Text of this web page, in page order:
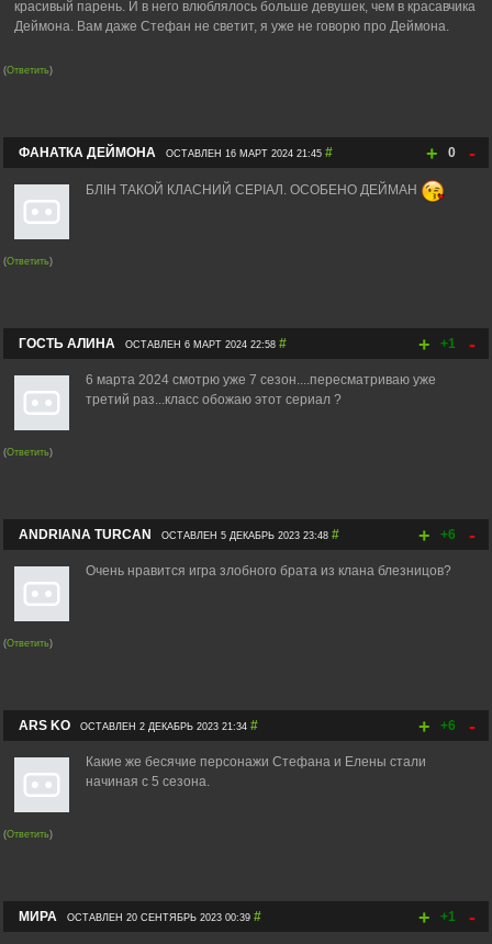
красивый парень. И в него влюблялось больше девушек, чем в красавчика
Деймона. Вам даже Стефан не светит, я уже не говорю про Деймона.
(Ответить)
+ 0 -
ФАНАТКА ДЕЙМОНА ОСТАВЛЕН 16 МАРТ 2024 21:45 #
БЛІН ТАКОЙ КЛАСНИЙ СЕРІАЛ. ОСОБЕНО ДЕЙМАН
(Ответить)
+ +1 -
ГОСТЬ АЛИНА ОСТАВЛЕН 6 МАРТ 2024 22:58 #
6 марта 2024 смотрю уже 7 сезон....пересматриваю уже
третий раз...класс обожаю этот сериал ?
(Ответить)
+ +6 -
ANDRIANA TURCAN ОСТАВЛЕН 5 ДЕКАБРЬ 2023 23:48 #
Очень нравится игра злобного брата из клана блезницов?
(Ответить)
+ +6 -
ARS KO ОСТАВЛЕН 2 ДЕКАБРЬ 2023 21:34 #
Какие же бесячие персонажи Стефана и Елены стали
начиная с 5 сезона.
(Ответить)
+ +1 -
МИРА ОСТАВЛЕН 20 СЕНТЯБРЬ 2023 00:39 #